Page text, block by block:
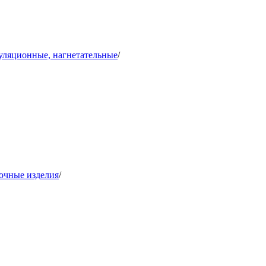
нагнетательные/
изделия/